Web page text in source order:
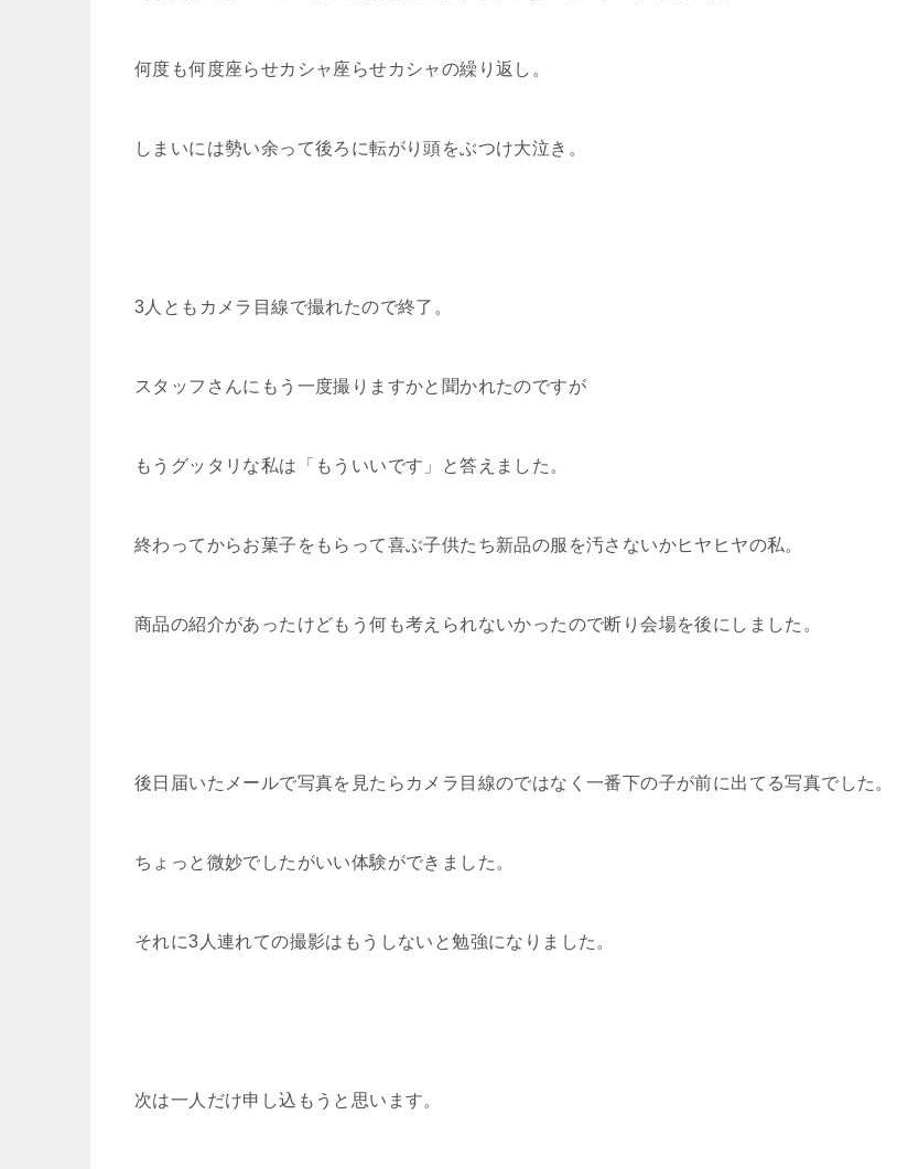
何度も何度座らせカシャ座らせカシャの繰り返し。
しまいには勢い余って後ろに転がり頭をぶつけ大泣き。
3人ともカメラ目線で撮れたので終了。
スタッフさんにもう一度撮りますかと聞かれたのですが
もうグッタリな私は「もういいです」と答えました。
終わってからお菓子をもらって喜ぶ子供たち新品の服を汚さないかヒヤヒヤの私。
商品の紹介があったけどもう何も考えられないかったので断り会場を後にしました。
後日届いたメールで写真を見たらカメラ目線のではなく一番下の子が前に出てる写真でした。
ちょっと微妙でしたがいい体験ができました。
それに3人連れての撮影はもうしないと勉強になりました。
次は一人だけ申し込もうと思います。